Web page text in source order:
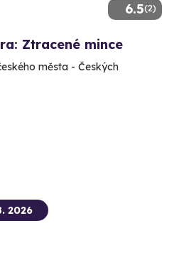
6.5(2)
Ztracené mince
města - Českých
2026